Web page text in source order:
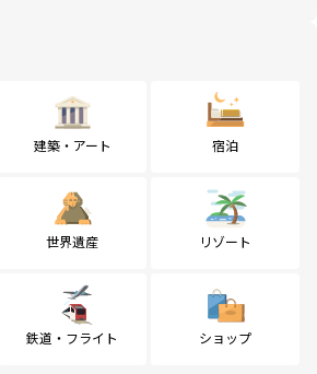
建築・アート 宿泊
世界遺産 リゾート
鉄道・フライト ショップ